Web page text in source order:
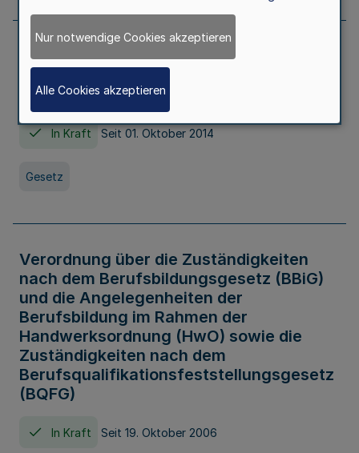
Gesetz über die Hochschulen des Landes
Nordrhein-Westfalen (Hochschulgesetz -
HG)
In Kraft Seit 01. Oktober 2014
Gesetz
Verordnung über die Zuständigkeiten
nach dem Berufsbildungsgesetz (BBiG)
und die Angelegenheiten der
Berufsbildung im Rahmen der
Handwerksordnung (HwO) sowie die
Zuständigkeiten nach dem
Berufsqualifikationsfeststellungsgesetz
(BQFG)
In Kraft Seit 19. Oktober 2006
Nur notwendige Cookies akzeptieren
Alle Cookies akzeptieren